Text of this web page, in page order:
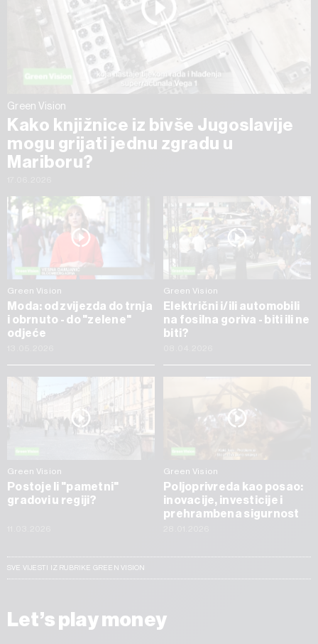
Green Vision
Kako knjižnice iz bivše Jugoslavije
mogu grijati jednu zgradu u
Mariboru?
Green Vision
Moda: od zvijezda do trnja
i obrnuto - do "zelene"
odjeće
Green Vision
Električni i/ili automobili
na fosilna goriva - biti ili ne
biti?
Green Vision
Postoje li "pametni"
gradovi u regiji?
Green Vision
Poljoprivreda kao posao:
inovacije, investicije i
prehrambena sigurnost
SVE VIJESTI IZ RUBRIKE GREEN VISION
Let’s play money